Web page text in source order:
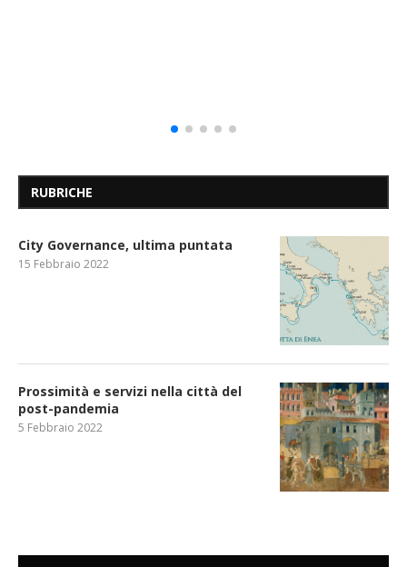
RUBRICHE
City Governance, ultima puntata
15 Febbraio 2022
Prossimità e servizi nella città del
post-pandemia
5 Febbraio 2022